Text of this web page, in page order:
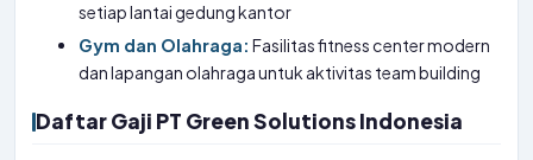
setiap lantai gedung kantor
Gym dan Olahraga: Fasilitas fitness center modern
dan lapangan olahraga untuk aktivitas team building
Daftar Gaji PT Green Solutions Indonesia